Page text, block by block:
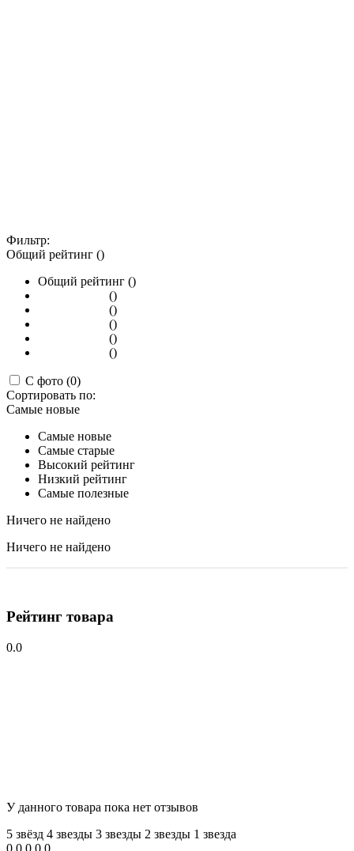
Фильтр:
Общий рейтинг ()
Общий рейтинг ()
()
()
()
()
()
С фото (0)
Сортировать по:
Самые новые
Самые новые
Самые старые
Высокий рейтинг
Низкий рейтинг
Самые полезные
Ничего не найдено
Ничего не найдено
Рейтинг товара
0.0
У данного товара пока нет отзывов
5 звёзд 4 звeзды 3 звeзды 2 звeзды 1 звeзда
0 0 0 0 0